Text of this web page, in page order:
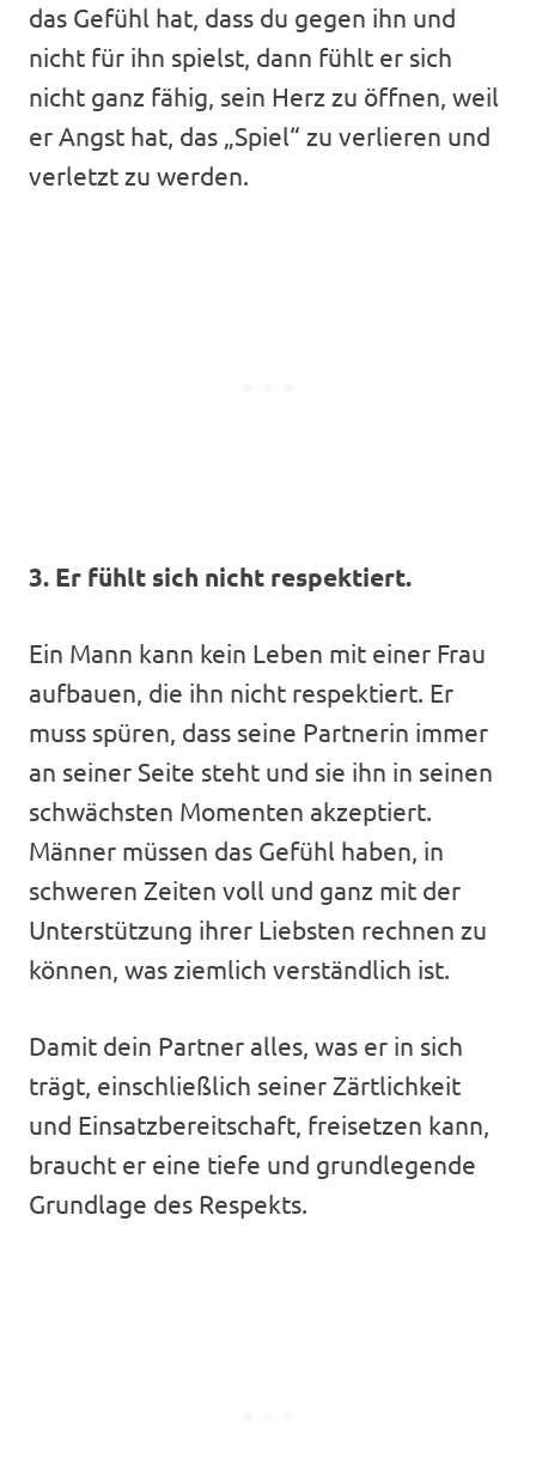
das Gefühl hat, dass du gegen ihn und
nicht für ihn spielst, dann fühlt er sich
nicht ganz fähig, sein Herz zu öffnen, weil
er Angst hat, das „Spiel“ zu verlieren und
verletzt zu werden.
3. Er fühlt sich nicht respektiert.
Ein Mann kann kein Leben mit einer Frau
aufbauen, die ihn nicht respektiert. Er
muss spüren, dass seine Partnerin immer
an seiner Seite steht und sie ihn in seinen
schwächsten Momenten akzeptiert.
Männer müssen das Gefühl haben, in
schweren Zeiten voll und ganz mit der
Unterstützung ihrer Liebsten rechnen zu
können, was ziemlich verständlich ist.
Damit dein Partner alles, was er in sich
trägt, einschließlich seiner Zärtlichkeit
und Einsatzbereitschaft, freisetzen kann,
braucht er eine tiefe und grundlegende
Grundlage des Respekts.